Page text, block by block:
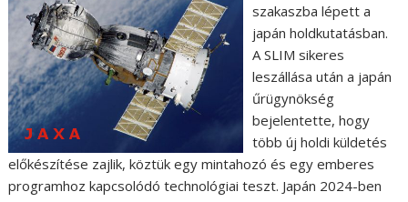
szakaszba lépett a
japán holdkutatásban.
A SLIM sikeres
leszállása után a japán
űrügynökség
bejelentette, hogy
több új holdi küldetés
előkészítése zajlik, köztük egy mintahozó és egy emberes
programhoz kapcsolódó technológiai teszt. Japán 2024-ben